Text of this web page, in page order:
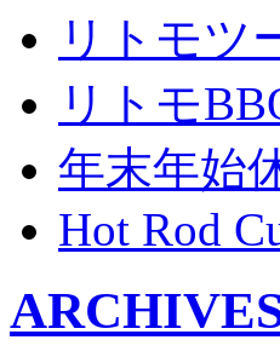
リトモツ
リトモ
年末年始
Hot Rod